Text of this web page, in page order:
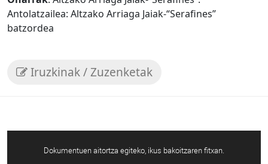
Antolatzailea: Altzako Arriaga Jaiak-“Serafines”
batzordea
Iruzkinak / Zuzenketak
Dokumentuen aitortza egiteko, ikus bakoitzaren fitxan.